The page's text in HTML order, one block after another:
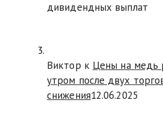
дивидендных выплат
Виктор к Цены на медь
утром после двух
снижения12.06.2025